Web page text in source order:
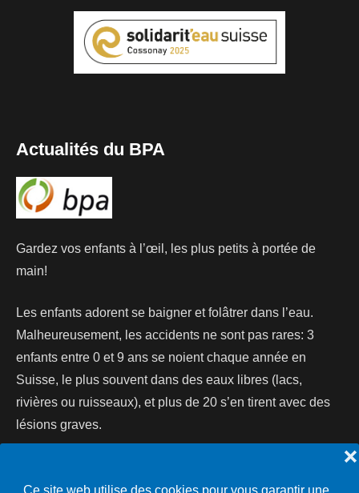
❌
Actualités du BPA
Gardez vos enfants à l’œil, les plus petits à portée de
main!
Les enfants adorent se baigner et folâtrer dans l’eau.
Malheureusement, les accidents ne sont pas rares: 3
enfants entre 0 et 9 ans se noient chaque année en
Suisse, le plus souvent dans des eaux libres (lacs,
rivières ou ruisseaux), et plus de 20 s’en tirent avec des
lésions graves.